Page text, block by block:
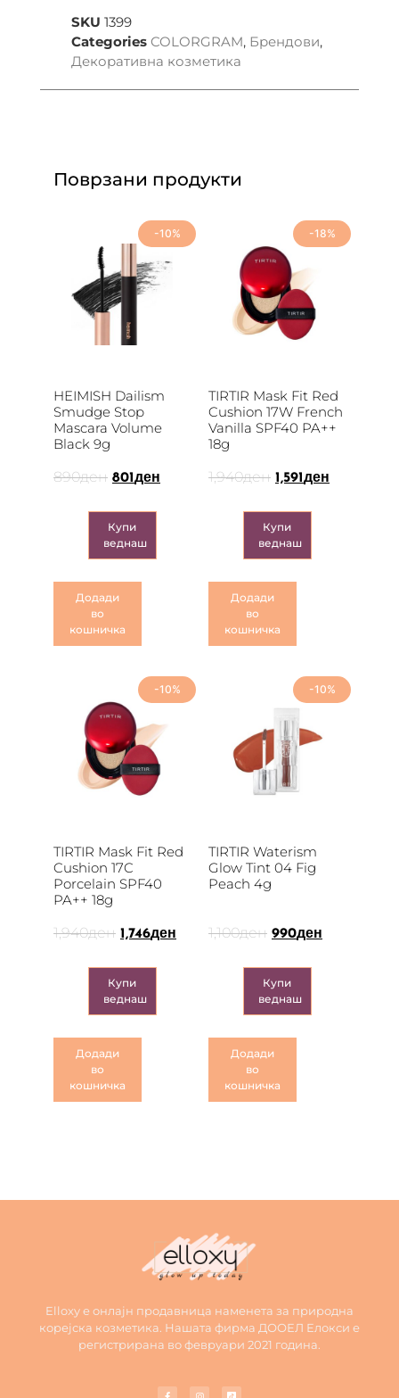
SKU 1399
Categories COLORGRAM, Брендови,
Декоративна козметика
Поврзани продукти
-10%
HEIMISH Dailism
Smudge Stop
Mascara Volume
Black 9g
890ден 801 ден
Купи
веднаш
Додади
во
кошничка
-18%
TIRTIR Mask Fit Red
Cushion 17W French
Vanilla SPF40 PA++
18g
1,940ден 1,591 ден
Купи
веднаш
Додади
во
кошничка
-10%
TIRTIR Mask Fit Red
Cushion 17C
Porcelain SPF40
PA++ 18g
1,940ден 1,746ден
Купи
веднаш
Додади
во
кошничка
-10%
TIRTIR Waterism
Glow Tint 04 Fig
Peach 4g
1,100ден 990ден
Купи
веднаш
Додади
во
кошничка
Elloxy е онлајн продавница наменета за природна
корејска козметика. Нашата фирма ДООЕЛ Елокси е
регистрирана во февруари 2021 година.